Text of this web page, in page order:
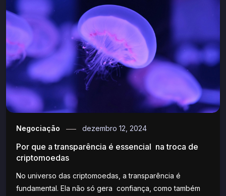
Negociação dezembro 12, 2024
Por que a transparência é essencial na troca de
criptomoedas
No universo das criptomoedas, a transparência é
fundamental. Ela não só gera confiança, como também